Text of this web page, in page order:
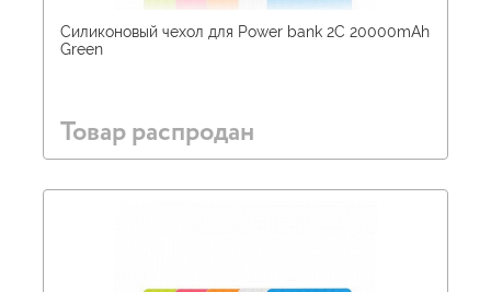
Силиконовый чехол для Power bank 2С 20000mAh
Green
Товар распродан